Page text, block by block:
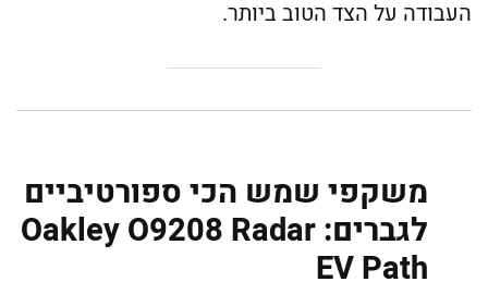
העבודה על הצד הטוב ביותר.
משקפי שמש הכי ספורטיביים
לגברים: Oakley O9208 Radar
EV Path